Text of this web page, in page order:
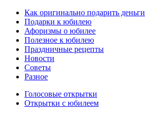
Как оригинально подарить деньги
Подарки к юбилею
Афоризмы о юбилее
Полезное к юбилею
Праздничные рецепты
Новости
Советы
Разное
Голосовые открытки
Открытки с юбилеем